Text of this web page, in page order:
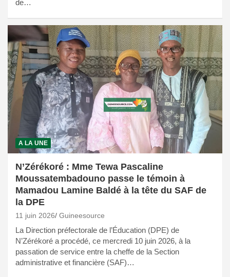
de…
A LA UNE
N’Zérékoré : Mme Tewa Pascaline
Moussatembadouno passe le témoin à
Mamadou Lamine Baldé à la tête du SAF de
la DPE
11 juin 2026 Guineesource
La Direction préfectorale de l’Éducation (DPE) de
N’Zérékoré a procédé, ce mercredi 10 juin 2026, à la
passation de service entre la cheffe de la Section
administrative et financière (SAF)…